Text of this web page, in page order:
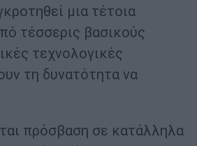
μια τέτοια
τέσσερις βασικούς
τεχνολογικές
τη δυνατότητα να
πρόσβαση σε κατάλληλα